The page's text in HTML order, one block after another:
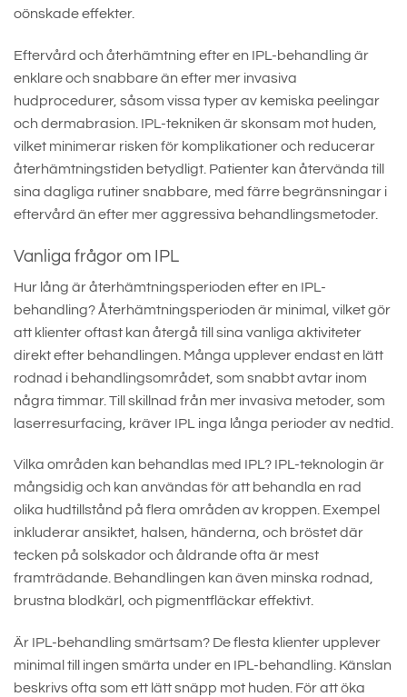
oönskade effekter.
Eftervård och återhämtning efter en IPL-behandling är
enklare och snabbare än efter mer invasiva
hudprocedurer, såsom vissa typer av kemiska peelingar
och dermabrasion. IPL-tekniken är skonsam mot huden,
vilket minimerar risken för komplikationer och reducerar
återhämtningstiden betydligt. Patienter kan återvända till
sina dagliga rutiner snabbare, med färre begränsningar i
eftervård än efter mer aggressiva behandlingsmetoder.
Vanliga frågor om IPL
Hur lång är återhämtningsperioden efter en IPL-
behandling? Återhämtningsperioden är minimal, vilket gör
att klienter oftast kan återgå till sina vanliga aktiviteter
direkt efter behandlingen. Många upplever endast en lätt
rodnad i behandlingsområdet, som snabbt avtar inom
några timmar. Till skillnad från mer invasiva metoder, som
laserresurfacing, kräver IPL inga långa perioder av nedtid.
Vilka områden kan behandlas med IPL? IPL-teknologin är
mångsidig och kan användas för att behandla en rad
olika hudtillstånd på flera områden av kroppen. Exempel
inkluderar ansiktet, halsen, händerna, och bröstet där
tecken på solskador och åldrande ofta är mest
framträdande. Behandlingen kan även minska rodnad,
brustna blodkärl, och pigmentfläckar effektivt.
Är IPL-behandling smärtsam? De flesta klienter upplever
minimal till ingen smärta under en IPL-behandling. Känslan
beskrivs ofta som ett lätt snäpp mot huden. För att öka